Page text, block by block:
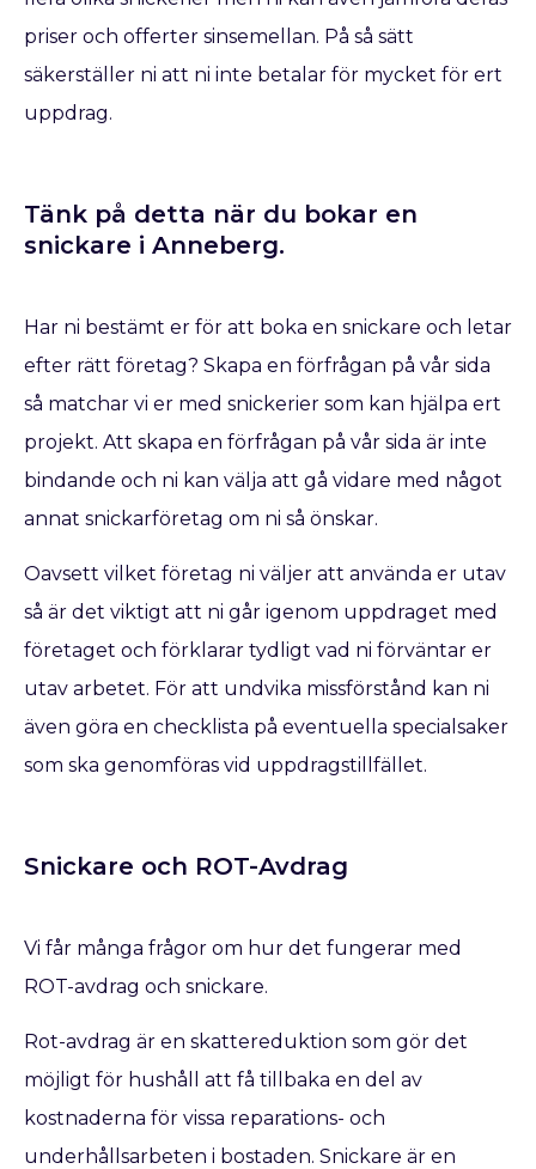
priser och offerter sinsemellan. På så sätt
säkerställer ni att ni inte betalar för mycket för ert
uppdrag.
Tänk på detta när du bokar en
snickare​ i Anneberg.
Har ni bestämt er för att boka en snickare och letar
efter rätt företag? Skapa en förfrågan på vår sida
så matchar vi er med snickerier som kan hjälpa ert
projekt. Att skapa en förfrågan på vår sida är inte
bindande och ni kan välja att gå vidare med något
annat snickarföretag om ni så önskar.
Oavsett vilket företag ni väljer att använda er utav
så är det viktigt att ni går igenom uppdraget med
företaget och förklarar tydligt vad ni förväntar er
utav arbetet. För att undvika missförstånd kan ni
även göra en checklista på eventuella specialsaker
som ska genomföras vid uppdragstillfället.
Snickare och ROT-Avdrag
Vi får många frågor om hur det fungerar med
ROT-avdrag och snickare.
Rot-avdrag är en skattereduktion som gör det
möjligt för hushåll att få tillbaka en del av
kostnaderna för vissa reparations- och
underhållsarbeten i bostaden. Snickare är en